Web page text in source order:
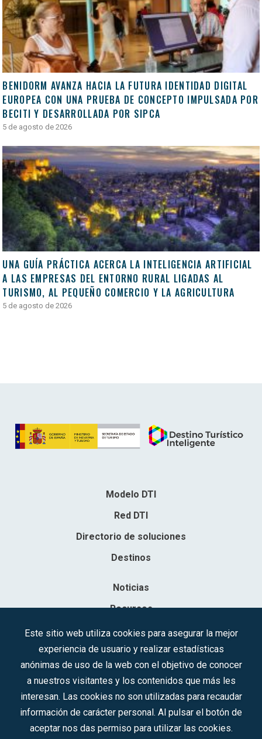
BENIDORM AVANZA HACIA LA FUTURA IDENTIDAD DIGITAL
EUROPEA CON UNA PRUEBA DE CONCEPTO IMPULSADA POR
BECITI Y DESARROLLADA POR SIPCA
5 de agosto de 2026
UNA GUÍA PRÁCTICA ACERCA LA INTELIGENCIA ARTIFICIAL
A LAS EMPRESAS DEL ENTORNO RURAL LIGADAS AL
TURISMO, AL PEQUEÑO COMERCIO Y LA AGRICULTURA
5 de agosto de 2026
Modelo DTI
Red DTI
Directorio de soluciones
Destinos
Noticias
Recursos
Contacto
Sociedad Mercantil Estatal para la Gestión de la Innovación y las
C.I.F.: A-81/874.984
Síguenos en redes sociales:
Este sitio web utiliza cookies para asegurar la mejor
experiencia de usuario y realizar estadísticas
anónimas de uso de la web con el objetivo de conocer
a nuestros visitantes y los contenidos que más les
interesan. Las cookies no son utilizadas para recaudar
información de carácter personal. Al pulsar el botón de
aceptar nos das permiso para utilizar las cookies.